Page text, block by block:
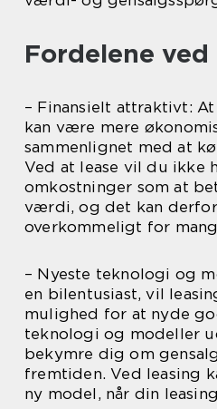
Fordelene ved
– Finansielt attraktivt:
kan være mere
sammenlignet med at
Ved at lease vil du ikke
omkostninger som at
værdi, og det kan
overkommeligt for
– Nyeste teknologi og
en bilentusiast, vil
mulighed for at nyde
teknologi og modeller
bekymre dig om
fremtiden. Ved leasing
ny model, når din